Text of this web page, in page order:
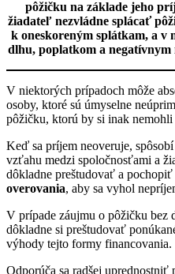
pôžičku na základe jeho
žiadateľ nezvládne splácať
k oneskoreným splátkam, a v
dlhu, poplatkom a
V niektorých prípadoch môže
osoby, ktoré sú úmyselne
pôžičku, ktorú by si inak
Keď sa príjem neoveruje,
vzťahu medzi spoločnosťami a
dôkladne preštudovať a pochopiť
overovania, aby sa vyhol
V prípade záujmu o pôžičku bez
dôkladne si preštudovať
výhody tejto formy financovania.
Odporúča sa radšej